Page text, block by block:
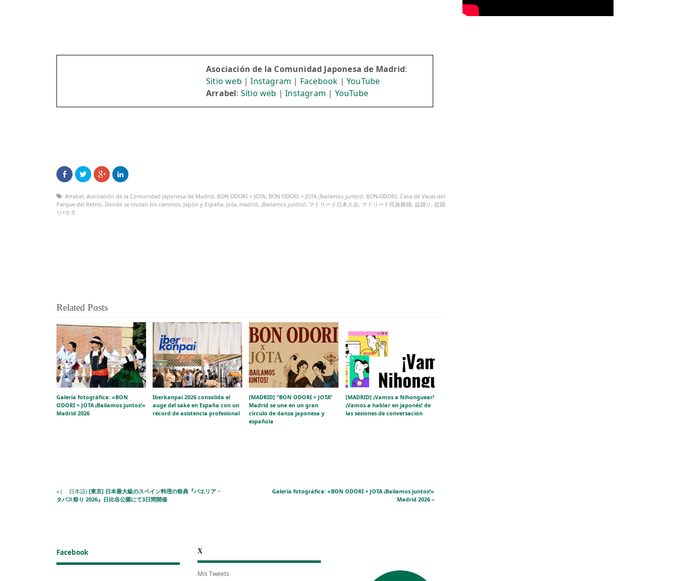
Asociación de la Comunidad Japonesa de Madrid:
Sitio web |Instagram | Facebook | YouTube
Arrabel: Sitio web |Instagram | YouTube
Arrabel, Asociación de la Comunidad Japonesa de Madrid, BON ODORI × JOTA, BON ODORI × JOTA ¡Bailamos juntos!, BON-ODORI, Casa de Vacas del
Parque del Retiro, Donde se cruzan los caminos, Japón y España, Jota, madrid, ¡Bailamos juntos!, マドリード日本人会, マドリード民族舞踊, 盆踊り , 盆踊
り×ホタ
Related Posts
Galería fotográfica: «BON
ODORI × JOTA ¡Bailamos juntos!»
Madrid 2026
Iberkanpai 2026 consolida el
auge del sake en España con un
récord de asistencia profesional
[MADRID] “BON ODORI × JOTA”
Madrid se une en un gran
círculo de danza japonesa y
española
[MADRID] ¡Vamos a Nihonguear!
¡Vamos a hablar en japonés! de
las sesiones de conversación
« ( 日本語) [東京] 日本最大級のスペイン料理の祭典『パエリア・
タパス祭り 2026』日比谷公園にて3日間開催
Galería fotográfica: «BON ODORI × JOTA ¡Bailamos juntos!»
Madrid 2026»
Facebook X
Mis Tweets